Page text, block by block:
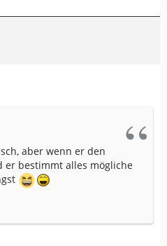
aber wenn er den
er bestimmt alles mögliche